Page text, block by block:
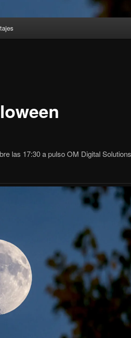
las 17:30 a pulso OM Digital